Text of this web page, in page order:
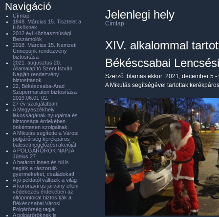
Jelenlegi hely
Címlap
XIV. alkalommal
Békéscsabai
Szerző: btamas ekkor: 2021, december 5 -
A Mikulás segítségével tartottak
Navigáció
Címlap
1848. Március 15. Tisztelet a
Hősöknek
2012 évi Közhasznúsági
Beszámolók
2018. Március 15. Nemzeti
Ünnepünk rendezvény
biztosítása
2021. augusztus 20.
Államalapító Szent István
Napján rendezvény
biztosítások
22, Békéscsaba-Arad
Szupermaraton biztosítása
2019.06.01-02.
27 év szolgálatban!
A Megyeszékhely
lakosságának nyugalma és
biztonsága érdekében
önkéntesen szolgálnak.
A Mikulás segítette a Városi
polgárőrség kerékpáros
balesetmegelőzési akcióját.
A POLGÁRŐRÖK NAPJA
Június 27.
A határon innen és túl is
segítik a rászoruló
gyermekeket, családokat!
A jó példától változik a világ
A koronavírus járvány elleni
védekezés érdekében az
oltópontokat biztosítják a
Békéscsabai Városi
Polgárőrség tagjai.
A polgárőröknek is